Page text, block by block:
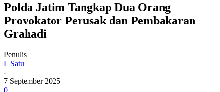
Polda Jatim Tangkap Dua Orang
Provokator Perusak dan Pembakaran
Grahadi
Penulis
L Satu
-
7 September 2025
0